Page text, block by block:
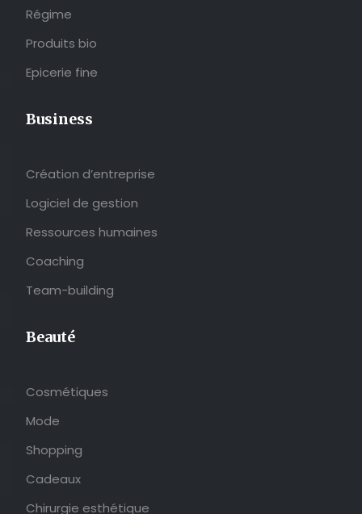
Régime
Produits bio
Epicerie fine
Business
Création d’entreprise
Logiciel de gestion
Ressources humaines
Coaching
Team-building
Beauté
Cosmétiques
Mode
Shopping
Cadeaux
Chirurgie esthétique